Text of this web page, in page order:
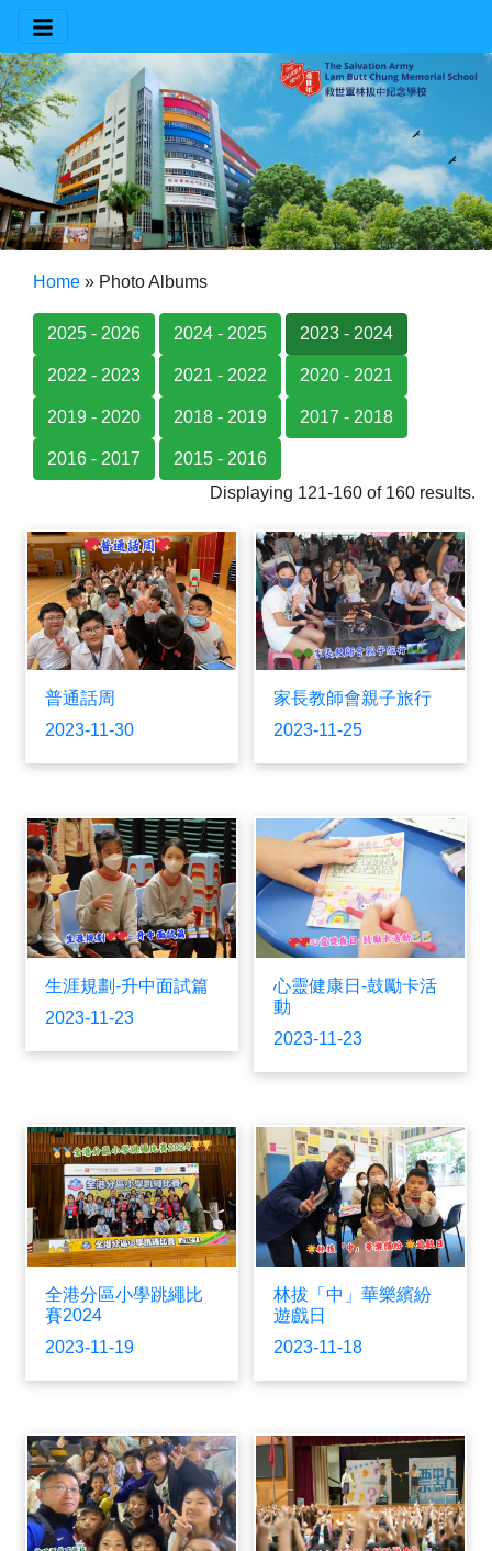
Home » Photo Albums
2025 - 2026 2024 - 2025 2023 - 2024
2022 - 2023 2021 - 2022 2020 - 2021
2019 - 2020 2018 - 2019 2017 - 2018
2016 - 2017
2015 - 2016
Displaying 121-160 of 160 results.
普通話周
2023-11-30
家長教師會親子旅行
2023-11-25
生涯規劃-升中面試篇
2023-11-23
心靈健康日-鼓勵卡活
動
2023-11-23
全港分區小學跳繩比
賽2024
2023-11-19
林拔「中」華樂繽紛
遊戲日
2023-11-18